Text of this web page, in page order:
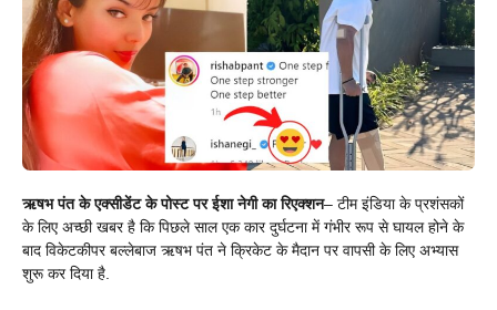
ऋषभ पंत के एक्सीडेंट के पोस्ट पर ईशा नेगी का रिएक्शन– टीम इंडिया के प्रशंसकों
के लिए अच्छी खबर है कि पिछले साल एक कार दुर्घटना में गंभीर रूप से घायल होने के
बाद विकेटकीपर बल्लेबाज ऋषभ पंत ने क्रिकेट के मैदान पर वापसी के लिए अभ्यास
शुरू कर दिया है.